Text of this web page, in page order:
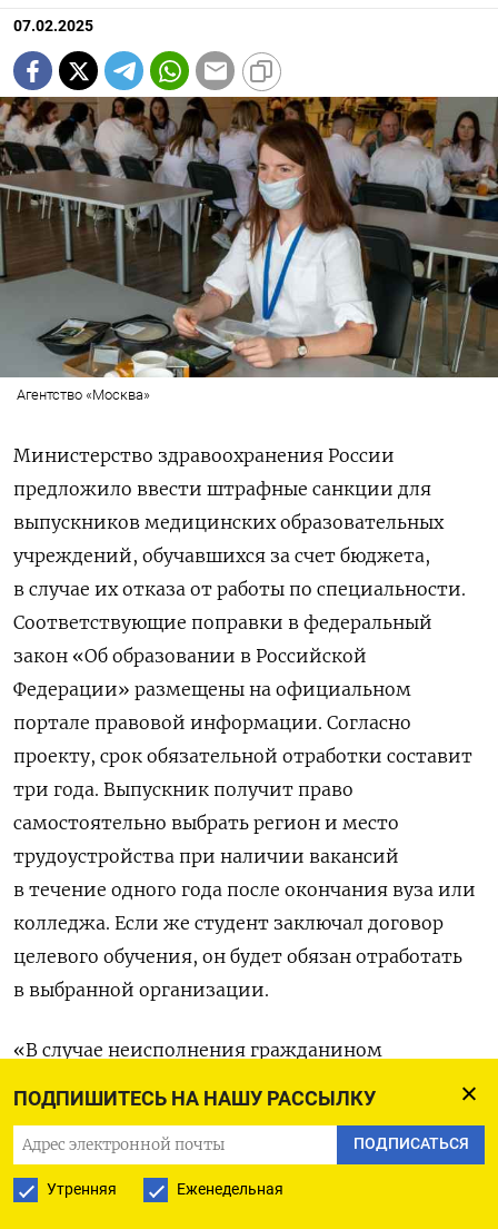
ПОДПИШИТЕСЬ НА НАШУ РАССЫЛКУ
ПОДПИСАТЬСЯ
Утренняя Еженедельная
07.02.2025
Агентство «Москва»
Министерство здравоохранения России
предложило ввести штрафные санкции для
выпускников медицинских образовательных
учреждений, обучавшихся за счет бюджета,
в случае их отказа от работы по специальности.
Соответствующие поправки в федеральный
закон «Об образовании в Российской
Федерации» размещены на официальном
портале правовой информации. Согласно
проекту, срок обязательной отработки составит
три года. Выпускник получит право
самостоятельно выбрать регион и место
трудоустройства при наличии вакансий
в течение одного года после окончания вуза или
колледжа. Если же студент заключал договор
целевого обучения, он будет обязан отработать
в выбранной организации.
«В случае неисполнения гражданином
гражданин выплачивает штраф в двукратном
размере расходов федерального бюджета,